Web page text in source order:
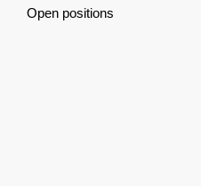
Open positions